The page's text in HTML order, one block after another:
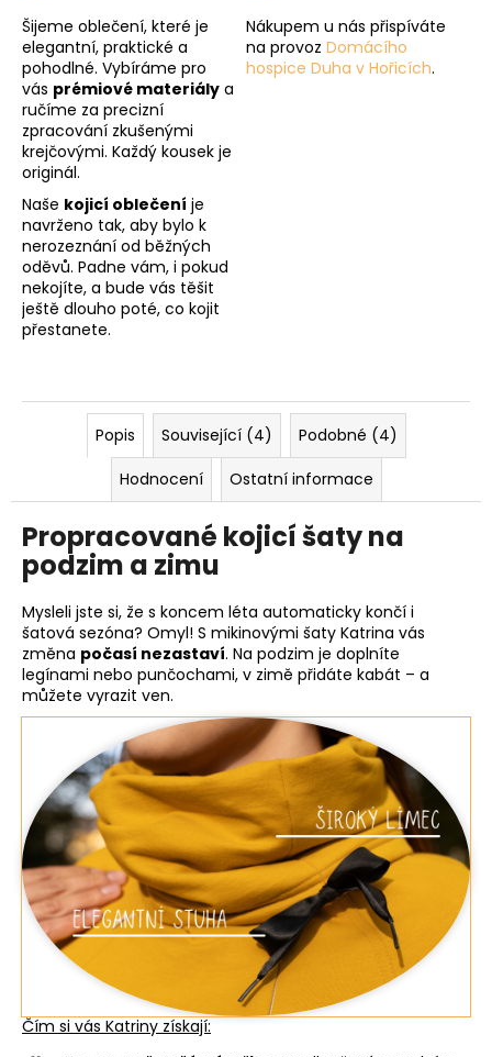
Šijeme oblečení, které je
elegantní, praktické a
pohodlné. Vybíráme pro
vás prémiové materiály a
ručíme za precizní
zpracování zkušenými
krejčovými. Každý kousek je
originál.
Naše kojicí oblečení je
navrženo tak, aby bylo k
nerozeznání od běžných
oděvů. Padne vám, i pokud
nekojíte, a bude vás těšit
ještě dlouho poté, co kojit
přestanete.
Nákupem u nás přispíváte
na provoz Domácího
hospice Duha v Hořicích.
Popis Související (4)
Podobné (4)
Hodnocení
Ostatní informace
Propracované kojicí šaty na
podzim a zimu
Mysleli jste si, že s koncem léta automaticky končí i
šatová sezóna? Omyl! S mikinovými šaty Katrina vás
změna počasí nezastaví. Na podzim je doplníte
legínami nebo punčochami, v zimě přidáte kabát – a
můžete vyrazit ven.
Čím si vás Katriny získají: